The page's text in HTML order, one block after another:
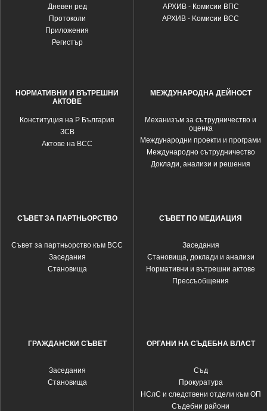
Дневен ред
Протоколи
Приложения
Регистър
АРХИВ - Комисии ВПС
АРХИВ - Kомисии ВСС
НОРМАТИВНИ И ВЪТРЕШНИ
АКТОВЕ
Конституция на Р България
ЗСВ
Актове на ВСС
МЕЖДУНАРОДНА ДЕЙНОСТ
Механизъм за сътрудничество и
оценка
Международни проекти и програми
Международно сътрудничество
Доклади, анализи и решения
СЪВЕТ ЗА ПАРТНЬОРСТВО
Съвет за партньорство към ВСС
Заседания
Становища
СЪВЕТ ПО МЕДИАЦИЯ
Заседания
Становища, доклади и анализи
Нормативни и вътрешни актове
Прессъобщения
ГРАЖДАНСКИ СЪВЕТ
Заседания
Становища
ОРГАНИ НА СЪДЕБНА ВЛАСТ
Съд
Прокуратура
НСлС и следствени отдели към ОП
Съдебни райони